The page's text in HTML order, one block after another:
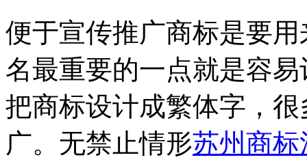
便于宣传推广商标是要
名最重要的一点就是容
把商标设计成繁体字，
广。无禁止情形苏州商标